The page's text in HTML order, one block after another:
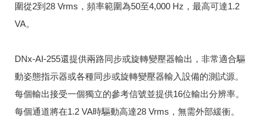
圍從2到28 Vrms，頻率範圍為50至4,000 Hz，最高可達1.2
VA。
DNx-AI-255還提供兩路同步或旋轉變壓器輸出，非常適合驅
動姿態指示器或各種同步或旋轉變壓器輸入設備的測試源。
每個輸出接受一個獨立的參考信號並提供16位輸出分辨率。
每個通道將在1.2 VA時驅動高達28 Vrms，無需外部緩衝。